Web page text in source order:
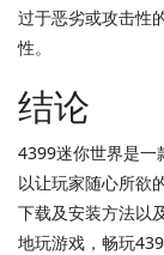
过于恶劣或攻击性
性。
结论
4399迷你世界是一
以让玩家随心所欲
下载及安装方法以
地玩游戏，畅玩